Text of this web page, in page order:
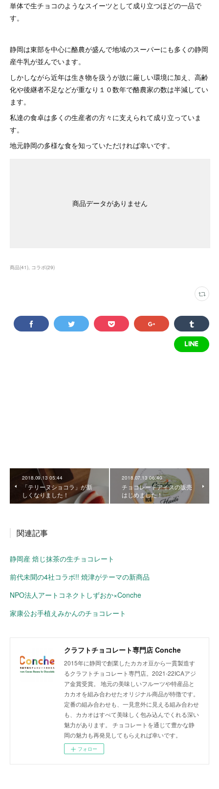
単体で生チョコのようなスイーツとして成り立つほどの一品で
す。
静岡は東部を中心に酪農が盛んで地域のスーパーにも多くの静岡
産牛乳が並んでいます。
しかしながら近年は生き物を扱うが故に厳しい環境に加え、高齢
化や後継者不足などが重なり１０数年で酪農家の数は半減してい
ます。
私達の食卓は多くの生産者の方々に支えられて成り立っていま
す。
地元静岡の多様な食を知っていただければ幸いです。
商品データがありません
商品(41) コラボ(29)
2018.09.13 05:44
「テリーヌショコラ」が新
しくなりました！
2018.07.13 06:40
チョコレートアイスの販売
はじめました！
関連記事
静岡産 焙じ抹茶の生チョコレート
前代未聞の4社コラボ!! 焼津がテーマの新商品
NPO法人アートコネクトしずおか×Conche
家康公お手植えみかんのチョコレート
クラフトチョコレート専門店 Conche
2015年に静岡で創業したカカオ豆から一貫製造す
るクラフトチョコレート専門店。2021-22ICAアジ
ア金賞受賞。 地元の美味しいフルーツや特産品と
カカオを組み合わせたオリジナル商品が特徴です。
定番の組み合わせも、一見意外に見える組み合わせ
も、カカオはすべて美味しく包み込んでくれる深い
魅力があります。 チョコレートを通じて豊かな静
岡の魅力も再発見してもらえれば幸いです。
フォロー